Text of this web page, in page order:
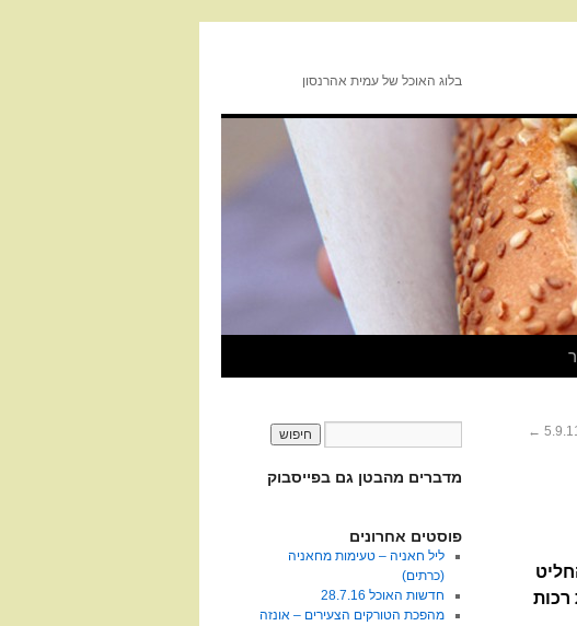
בלוג האוכל של עמית אהרנסון
←
1 בספטמבר החליט
רכות
מדברים מהבטן גם בפייסבוק
פוסטים אחרונים
ליל חאניה – טעימות מחאניה
(כרתים)
חדשות האוכל 28.7.16
מהפכת הטורקים הצעירים – אונזה